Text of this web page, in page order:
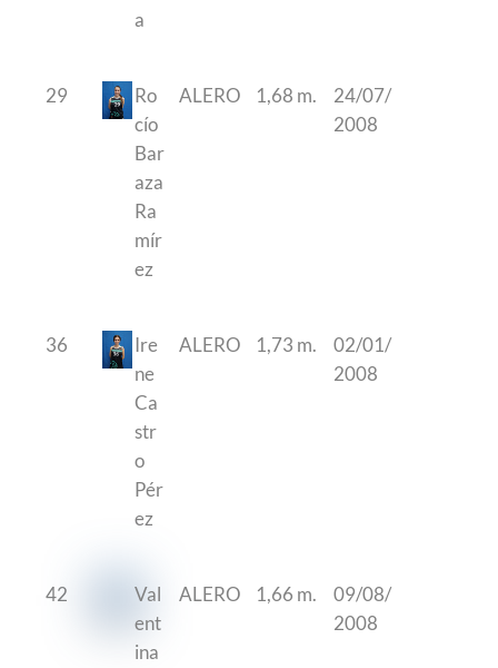
a
29
Ro
cío
Bar
aza
Ra
mír
ez
ALERO 1,68 m.
24/07/
2008
36
Ire
ne
Ca
str
o
Pér
ez
ALERO 1,73 m.
02/01/
2008
42
Val
ent
ina
ALERO 1,66 m.
09/08/
2008